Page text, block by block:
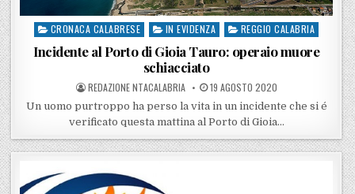
Posted in
CRONACA CALABRESE IN EVIDENZA REGGIO CALABRIA
Incidente al Porto di Gioia Tauro: operaio muore
schiacciato
POSTED BY
REDAZIONE NTACALABRIA POSTED ON
19 AGOSTO 2020
Un uomo purtroppo ha perso la vita in un incidente che si é
verificato questa mattina al Porto di Gioia…